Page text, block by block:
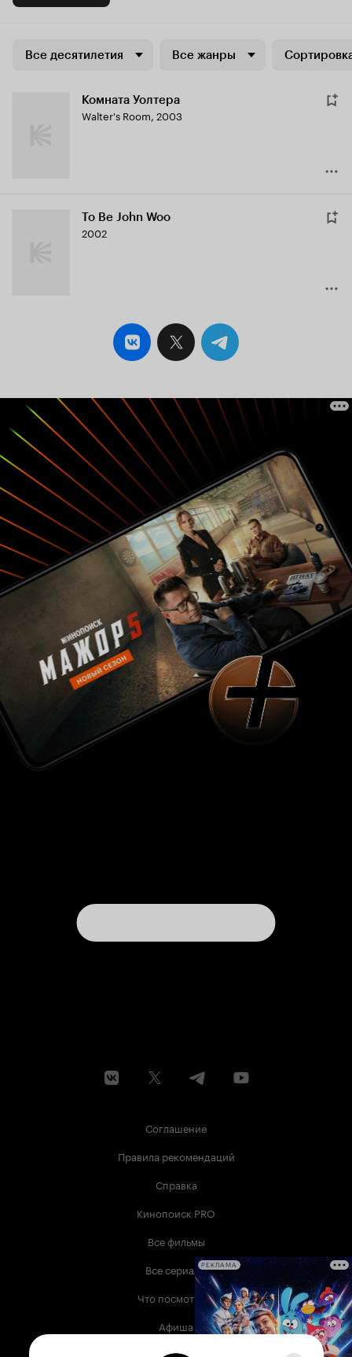
Все десятилетия Все жанры
Комната Уолтера
Walter's Room, 2003
To Be John Woo
2002
Соглашение
Правила рекомендаций
Справка
Кинопоиск PRO
Все фильмы
Все сериалы
Что посмотреть
Афиша
Музыка
РЕКЛАМА